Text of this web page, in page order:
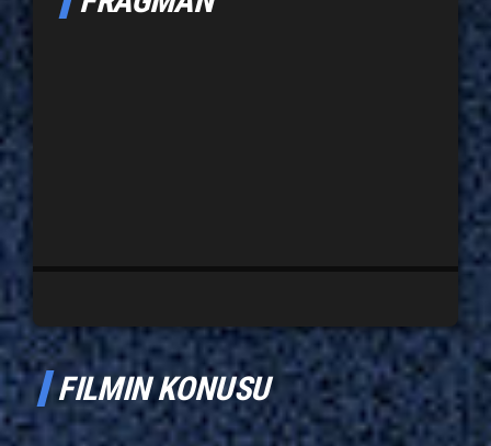
FILMIN KONUSU